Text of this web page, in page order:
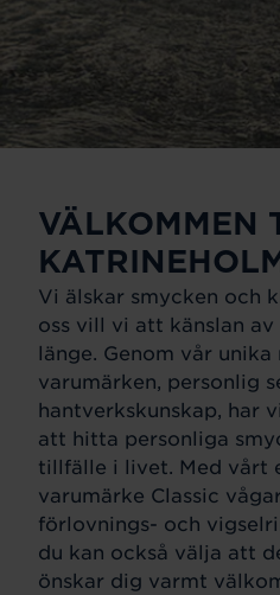
VÄLKOMMEN
Vi älskar smycken och
oss vill vi att känslan
länge. Genom vår
varumärken, personlig
hantverkskunskap, har
att hitta personliga
tillfälle i livet. Med vårt
varumärke Classic
förlovnings- och
du kan också välja att
önskar dig varmt